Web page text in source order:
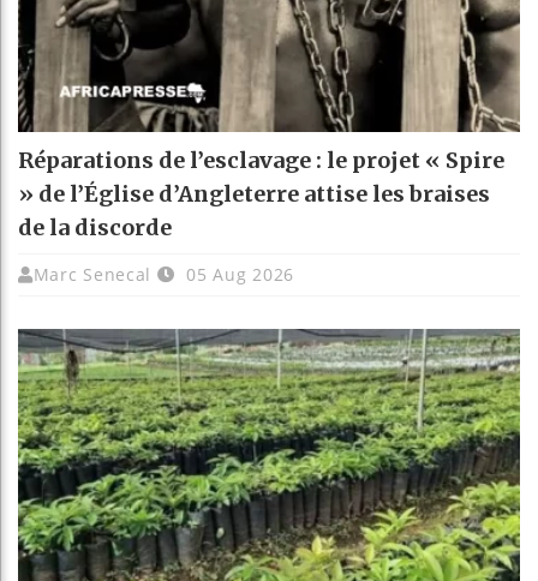
Réparations de l’esclavage : le projet « Spire
» de l’Église d’Angleterre attise les braises
de la discorde
Marc Senecal 05 Aug 2026